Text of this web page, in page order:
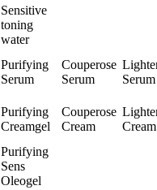
Sensitive
toning
water
Purifying
Serum
Couperose
Serum
Serum
Purifying
Creamgel
Couperose
Cream
Cream
Purifying
Sens
Oleogel